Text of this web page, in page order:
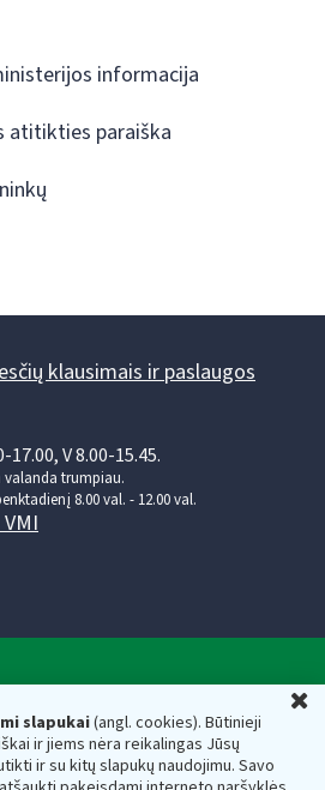
slapukai(angl. cookies). Būtinieji
ir jiems nėra reikalingas Jūsų
ir su kitų slapukų naudojimu. Savo
informacija
atitikties paraiška
klausimais ir paslaugos
V 8.00-15.45.
valanda trumpiau.
8.00 val. - 12.00 val.
ministerijos
asmens kodas — 188659752,
14, 01107 Vilnius, Lietuva, el.paštas: